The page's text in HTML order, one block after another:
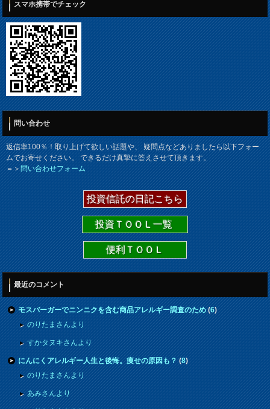
スマホ携帯でチェック
問い合わせ
返信率100％！取り上げて欲しい話題や、 疑問点などありましたら以下フォー
ムでお寄せください。 できるだけ真摯に答えさせて頂きます。
＝＞問い合わせフォーム
投資信託の日記こちら
投資ＴＯＯＬ一覧
便利ＴＯＯＬ
最近のコメント
モスバーガーでニンニクを含む商品アレルギー調査のため(6)
のりたまさんより
すかタヌキさんより
にんにくアレルギー人生と後悔。痩せの原因も？(8)
のりたまさんより
あみさんより